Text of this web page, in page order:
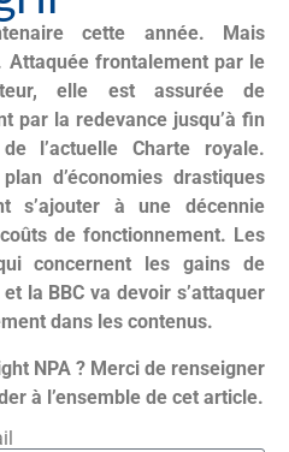
cette année. Mais
Attaquée frontalement par le
elle est assurée de
par la redevance jusqu’à fin
l’actuelle Charte royale.
d’économies drastiques
s’ajouter à une décennie
de fonctionnement. Les
concernent les gains de
la BBC va devoir s’attaquer
dans les contenus.
NPA ? Merci de renseigner
à l’ensemble de cet article.